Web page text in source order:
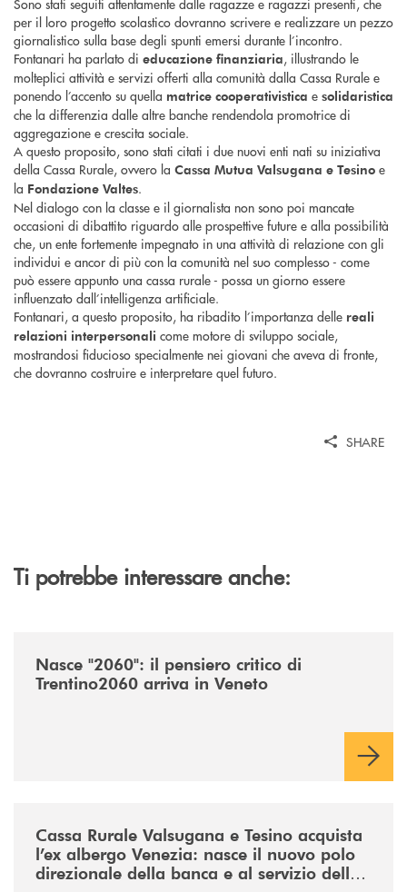
per il loro progetto scolastico dovranno scrivere e realizzare un pezzo
giornalistico sulla base degli spunti emersi durante l’incontro.
Fontanari ha parlato di educazione finanziaria, illustrando le
molteplici attività e servizi offerti alla comunità dalla Cassa Rurale e
ponendo l’accento su quella matrice cooperativistica e solidaristica
che la differenzia dalle altre banche rendendola promotrice di
aggregazione e crescita sociale.
A questo proposito, sono stati citati i due nuovi enti nati su iniziativa
della Cassa Rurale, ovvero la Cassa Mutua Valsugana e Tesino e
la Fondazione Valtes.
Nel dialogo con la classe e il giornalista non sono poi mancate
occasioni di dibattito riguardo alle prospettive future e alla possibilità
che, un ente fortemente impegnato in una attività di relazione con gli
individui e ancor di più con la comunità nel suo complesso - come
può essere appunto una cassa rurale - possa un giorno essere
influenzato dall’intelligenza artificiale.
Fontanari, a questo proposito, ha ribadito l’importanza delle reali
relazioni interpersonali come motore di sviluppo sociale,
mostrandosi fiducioso specialmente nei giovani che aveva di fronte,
che dovranno costruire e interpretare quel futuro.
SHARE
Ti potrebbe interessare anche:
Nasce "2060": il pensiero critico di
Trentino2060 arriva in Veneto
Cassa Rurale Valsugana e Tesino acquista
l’ex albergo Venezia: nasce il nuovo polo
direzionale della banca e al servizio della